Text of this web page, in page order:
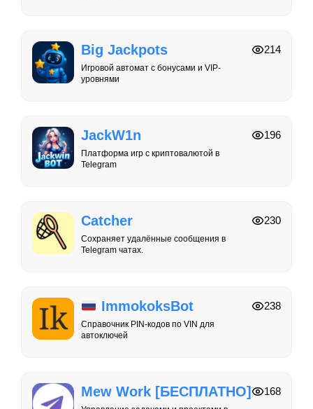
Big Jackpots
Игровой автомат с бонусами и VIP-
уровнями
214
JackW1n
Платформа игр с криптовалютой в
Telegram
196
Catcher
Сохраняет удалённые сообщения в
Telegram чатах.
230
ImmokoksBot
Справочник PIN-кодов по VIN для
автоключей
238
Mew Work [БЕСПЛАТНО] 168